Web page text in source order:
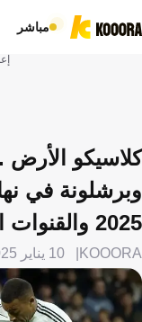
مباشر
كلاسيكو الأرض
وبرشلونة في
2025 والقنوات الناقلة
KOOORA 10 يناير 2025